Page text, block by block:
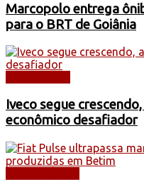
Marcopolo entrega
para o BRT de Goiânia
Iveco segue
econômico desafiador